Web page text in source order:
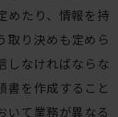
めたり、情報を持
取り決めも定めら
しなければならな
書を作成すること
いて業務が異なる